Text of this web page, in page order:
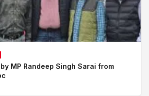
MP Randeep Singh Sarai from